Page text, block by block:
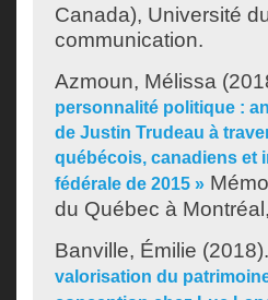
Canada), Université
communication.
Azmoun, Mélissa
personnalité politique :
de Justin Trudeau à
québécois, canadiens et
fédérale de 2015 »
du Québec à
Banville, Émilie (2018).
valorisation du